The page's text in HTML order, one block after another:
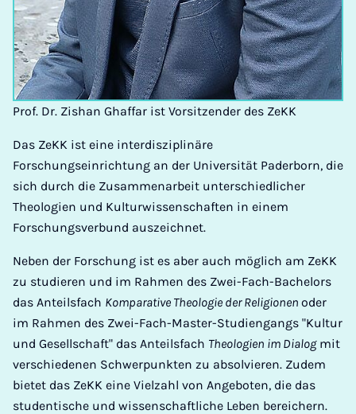
Prof. Dr. Zishan Ghaffar ist Vorsitzender des ZeKK
Das ZeKK ist eine interdisziplinäre
Forschungseinrichtung an der Universität Paderborn, die
sich durch die Zusammenarbeit unterschiedlicher
Theologien und Kulturwissenschaften in einem
Forschungsverbund auszeichnet.
Neben der Forschung ist es aber auch möglich am ZeKK
zu studieren und im Rahmen des Zwei-Fach-Bachelors
das Anteilsfach Komparative Theologie der Religionen oder
im Rahmen des Zwei-Fach-Master-Studiengangs "Kultur
und Gesellschaft" das Anteilsfach Theologien im Dialogmit
verschiedenen Schwerpunkten zu absolvieren. Zudem
bietet das ZeKK eine Vielzahl von Angeboten, die das
studentische und wissenschaftliche Leben bereichern.